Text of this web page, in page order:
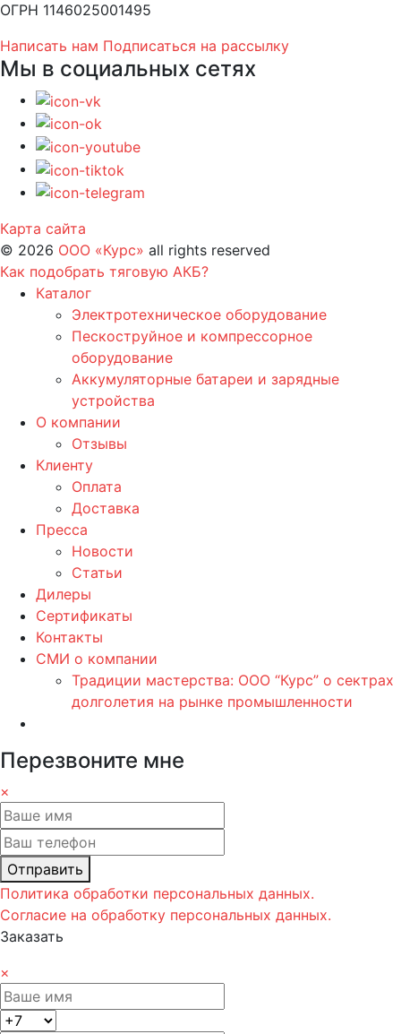
ОГРН 1146025001495
Написать нам Подписаться на рассылку
Мы в социальных сетях
Карта сайта
© 2026 ООО «Курс» all rights reserved
Как подобрать тяговую АКБ?
Каталог
Электротехническое оборудование
Пескоструйное и компрессорное
оборудование
Аккумуляторные батареи и зарядные
устройства
О компании
Отзывы
Клиенту
Оплата
Доставка
Пресса
Новости
Статьи
Дилеры
Сертификаты
Контакты
СМИ о компании
Традиции мастерства: ООО “Курс” о сектрах
долголетия на рынке промышленности
Перезвоните мне
×
Отправить
Политика обработки персональных данных.
Согласие на обработку персональных данных.
Заказать
×